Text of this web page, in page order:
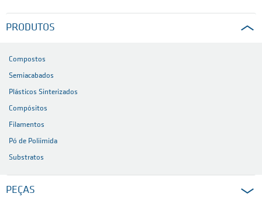
PRODUTOS
Compostos
Semiacabados
Plásticos Sinterizados
Compósitos
Filamentos
Pó de Poliimida
Substratos
PEÇAS